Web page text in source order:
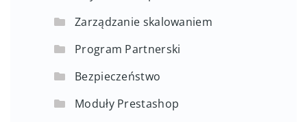
Zarządzanie skalowaniem
Program Partnerski
Bezpieczeństwo
Moduły Prestashop